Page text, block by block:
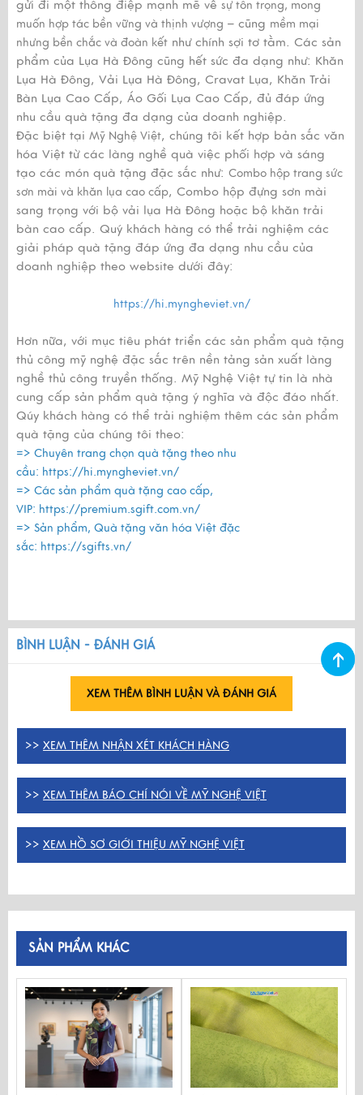
gửi đi một thông điệp mạnh mẽ về sự tôn trọng, mong
muốn hợp tác bền vững và thịnh vượng – cũng mềm mại
nhưng bền chắc và đoàn kết như chính sợi tơ tằm. Các sản
phẩm của Lụa Hà Đông cũng hết sức đa dạng như: Khăn
Lụa Hà Đông, Vải Lụa Hà Đông, Cravat Lụa, Khăn Trải
Bàn Lụa Cao Cấp, Áo Gối Lụa Cao Cấp, đủ đáp ứng
nhu cầu quà tặng đa dạng của doanh nghiệp.
Đặc biệt tại Mỹ Nghệ Việt, chúng tôi kết hợp bản sắc văn
hóa Việt từ các làng nghề quà việc phối hợp và sáng
tạo các món quà tặng đặc sắc như: Combo hộp trang sức
sơn mài và khăn lụa cao cấp, Combo hộp đựng sơn mài
sang trọng với bộ vải lụa Hà Đông hoặc bộ khăn trải
bàn cao cấp. Quý khách hàng có thể trải nghiệm các
giải pháp quà tặng đáp ứng đa dạng nhu cầu của
doanh nghiệp theo website dưới đây:
https://hi.myngheviet.vn/
Hơn nữa, với mục tiêu phát triển các sản phẩm quà tặng
thủ công mỹ nghệ đặc sắc trên nền tảng sản xuất làng
nghề thủ công truyền thống. Mỹ Nghệ Việt tự tin là nhà
cung cấp sản phẩm quà tặng ý nghĩa và độc đáo nhất.
Qúy khách hàng có thể trải nghiệm thêm các sản phẩm
quà tặng của chúng tôi theo:
=> Chuyên trang chọn quà tặng theo nhu
cầu: https://hi.myngheviet.vn/
=> Các sản phẩm quà tặng cao cấp,
VIP: https://premium.sgift.com.vn/
=> Sản phẩm, Quà tặng văn hóa Việt đặc
sắc: https://sgifts.vn/
BÌNH LUẬN - ĐÁNH GIÁ
XEM THÊM BÌNH LUẬN VÀ ĐÁNH GIÁ
>> XEM THÊM NHẬN XÉT KHÁCH HÀNG
>> XEM THÊM BÁO CHÍ NÓI VỀ MỸ NGHỆ VIỆT
>> XEM HỒ SƠ GIỚI THIỆU MỸ NGHỆ VIỆT
SẢN PHẨM KHÁC